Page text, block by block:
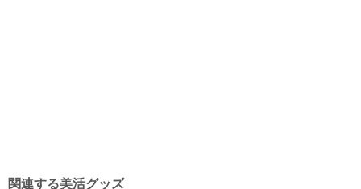
関連する美活グッズ